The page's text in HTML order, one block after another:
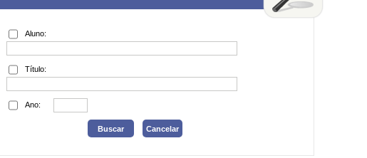
Aluno:
Título:
Ano: